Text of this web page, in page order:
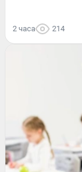
2 часа 214